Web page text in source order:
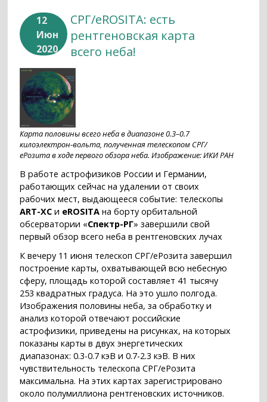
12
Июн
2020
СРГ/eROSITA: есть
рентгеновская карта
всего неба!
Карта половины всего неба в диапазоне 0.3–0.7
килоэлектрон-вольта, полученная телескопом СРГ/
еРозита в ходе первого обзора неба. Изображение: ИКИ РАН
В работе астрофизиков России и Германии,
работающих сейчас на удалении от своих
рабочих мест, выдающееся событие: телескопы
ART-XC и eROSITA на борту орбитальной
обсерватории «Спектр-РГ» завершили свой
первый обзор всего неба в рентгеновских лучах
К вечеру 11 июня телескоп СРГ/еРозита завершил
построение карты, охватывающей всю небесную
сферу, площадь которой составляет 41 тысячу
253 квадратных градуса. На это ушло полгода.
Изображения половины неба, за обработку и
анализ которой отвечают российские
астрофизики, приведены на рисунках, на которых
показаны карты в двух энергетических
диапазонах: 0.3-0.7 кэВ и 0.7-2.3 кэВ. В них
чувствительность телескопа СРГ/еРозита
максимальна. На этих картах зарегистрировано
около полумиллиона рентгеновских источников.